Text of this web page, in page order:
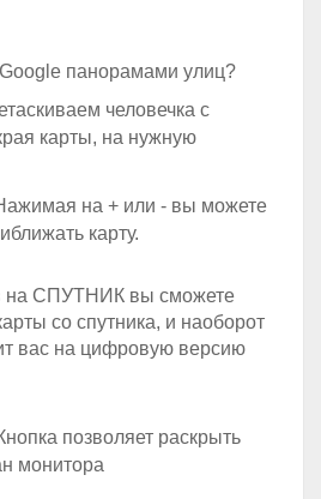
Google панорамами улиц?
человечка с
карты, на нужную
на + или - вы можете
карту.
на СПУТНИК вы сможете
со спутника, и наоборот
вас на цифровую версию
позволяет раскрыть
монитора